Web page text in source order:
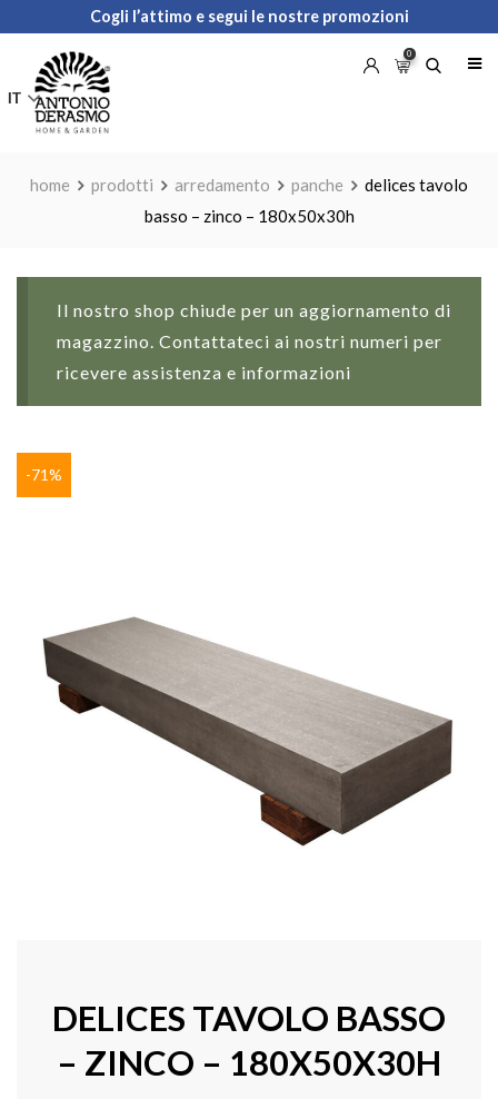
content
Cogli l’attimo e segui le nostre promozioni
IT
0
home prodotti arredamento panche
delices tavolo
basso – zinco – 180x50x30h
Il nostro shop chiude per un aggiornamento di
magazzino. Contattateci ai nostri numeri per
ricevere assistenza e informazioni
-71%
DELICES TAVOLO BASSO
– ZINCO – 180X50X30H